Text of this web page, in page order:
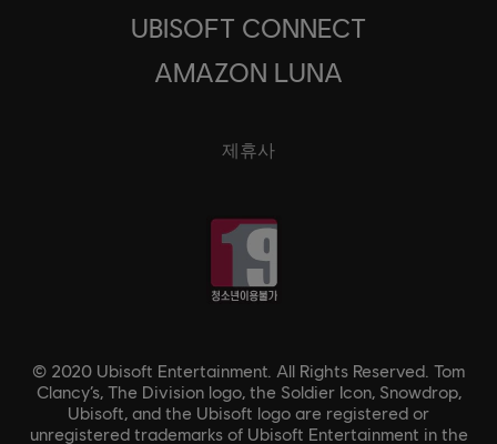
UBISOFT CONNECT
AMAZON LUNA
제휴사
© 2020 Ubisoft Entertainment. All Rights Reserved. Tom
Clancy’s, The Division logo, the Soldier Icon, Snowdrop,
Ubisoft, and the Ubisoft logo are registered or
unregistered trademarks of Ubisoft Entertainment in the